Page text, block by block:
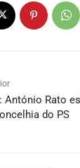
António Rato
do PS